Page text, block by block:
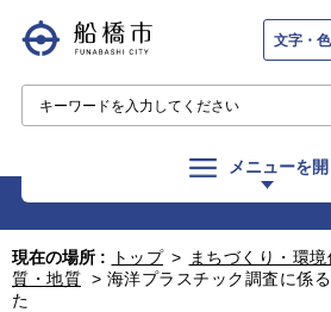
文字・色
メニューを開
現在の場所 : トップ > まちづくり・環境
質・地質 > 海洋プラスチック調査に係
た